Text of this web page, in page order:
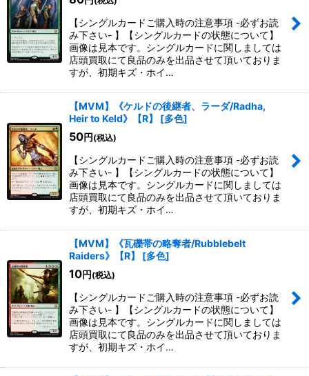
【シングルカードご購入時の注意事項 -必ずお読
み下さい- 】【シングルカードの状態について】
画像は見本です。シングルカードに関しましては
店頭買取にて良品のみを出品させて頂いておりま
すが、初期キズ・ホイ…
【MVM】《ケルドの後継者、ラーダ/Radha,
Heir to Keld》【R】
[多色]
50円 (税込)
【シングルカードご購入時の注意事項 -必ずお読
み下さい- 】【シングルカードの状態について】
画像は見本です。シングルカードに関しましては
店頭買取にて良品のみを出品させて頂いておりま
すが、初期キズ・ホイ…
【MVM】《瓦礫帯の略奪者/Rubblebelt
Raiders》【R】
[多色]
10円 (税込)
【シングルカードご購入時の注意事項 -必ずお読
み下さい- 】【シングルカードの状態について】
画像は見本です。シングルカードに関しましては
店頭買取にて良品のみを出品させて頂いておりま
すが、初期キズ・ホイ…